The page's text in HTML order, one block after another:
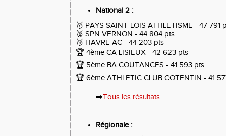
National 2 :
🥇 PAYS SAINT-LOIS ATHLETISME - 47 791
🥈 SPN VERNON - 44 804 pts
🥉 HAVRE AC - 44 203 pts
🏆 4ème CA LISIEUX - 42 623 pts
🏆 5ème BA COUTANCES - 41 593 pts
🏆 6ème ATHLETIC CLUB COTENTIN - 41
➡️Tous les résultats
Régionale :